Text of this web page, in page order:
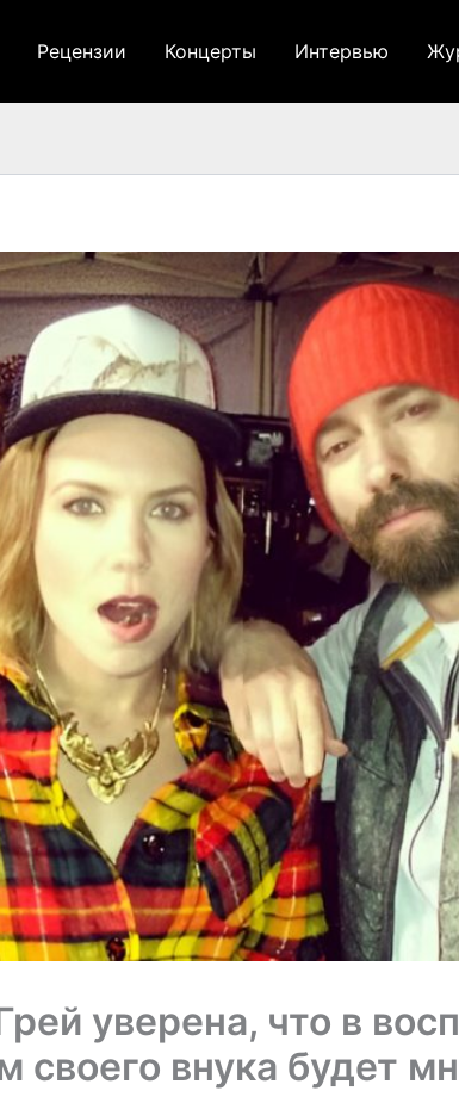
Рецензии Концерты Интервью
уверена, что в
своего внука будет